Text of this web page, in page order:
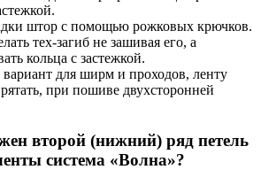
штор с помощью рожковых крючков.
тех-загиб не зашивая его, а
кольца с застежкой.
для ширм и проходов, ленту
при пошиве двухсторонней
второй (нижний) ряд петель
система «Волна»?